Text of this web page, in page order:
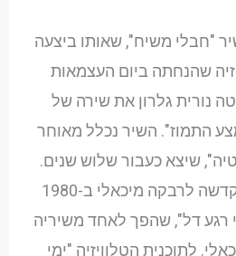
השיר "חבלי משיח", שאותו ביצעה
שהנחתה ביום העצמאות
1979 הקליטה נורית גלרון את שירה של
התמוז". השיר נכלל מאוחר
שיצא כעבור שלוש שנים.
לתוכנית טלוויזיה שהוקדשה לרבקה מיכאלי ב-1980
רגע דל", שהפך לאחד משיריה
לתוכנית הטלוויזיה "ימי